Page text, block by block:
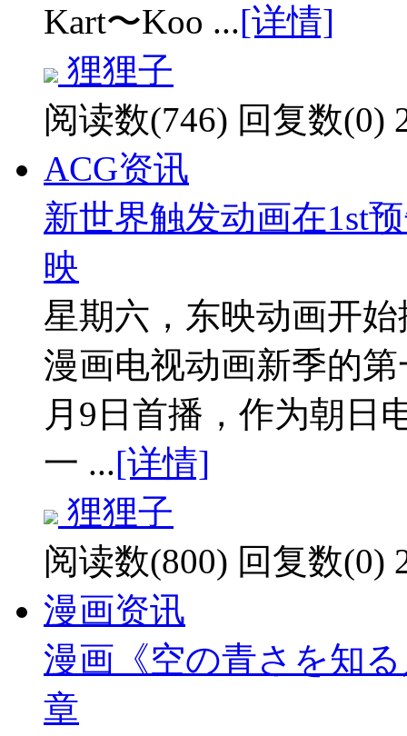
Kart〜Koo ...[详情]
狸狸子
阅读数(746) 回复数(0)
ACG资讯
新世界触发动画在1st
映
星期六，东映动画开
漫画电视动画新季的
月9日首播，作为朝日
一 ...[详情]
狸狸子
阅读数(800) 回复数(0)
漫画资讯
漫画《空の青さを知
章